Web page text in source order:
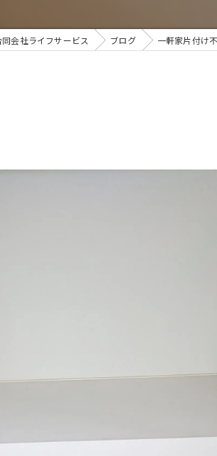
会社ライフサービス ブログ 一軒家片付け